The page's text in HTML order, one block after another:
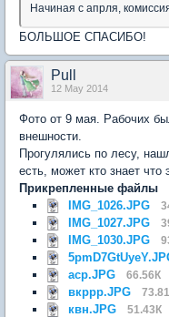
Начиная с апрля,
БОЛЬШОЕ СПАСИБО!
Pull
12 May 2014
Фото от 9 мая. Рабочих
внешности.
Прогулялись по лесу,
есть, может кто знает что
Прикрепленные файлы
IMG_1026.JPG
IMG_1027.JPG
IMG_1030.JPG
аср.JPG 66.56К
вкррр.JPG
квн.JPG 51.43К